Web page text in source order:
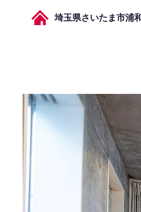
埼玉県さいたま市浦